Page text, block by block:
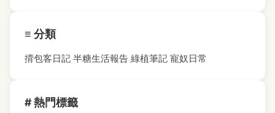
≡ 分類
揹包客日記 半糖生活報告 綠植筆記 寵奴日常
# 熱門標籤